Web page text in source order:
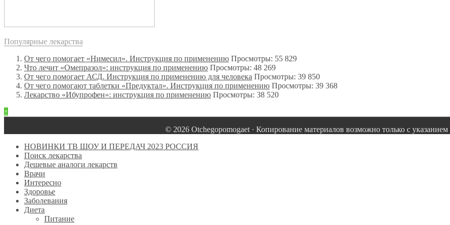
Популярные лекарства
От чего помогает «Нимесил». Инструкция по применению Просмотры: 55 829
Что лечит «Омепразол»: инструкция по применению Просмотры: 48 269
От чего помогает АСД. Инструкция по применению для человека Просмотры: 39 850
От чего помогают таблетки «Предуктал». Инструкция по применению Просмотры: 39 368
Лекарство «Ибупрофен»: инструкция по применению Просмотры: 38 520
↑
© 2026 Оtchegopomogaet · Копирование материалов возможно только с
НОВИНКИ ТВ ШОУ И ПЕРЕДАЧ 2023 РОССИЯ
Поиск лекарства
Дешевые аналоги лекарств
Врачи
Интересно
Здоровье
Заболевания
Диета
Питание